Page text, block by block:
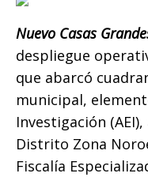
o
o
k
Nuevo Casas
despliegue
que abarcó
municipal,
Investigación
Distrito Zona
Fiscalía